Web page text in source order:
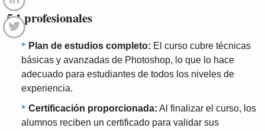
5.1 profesionales
Plan de estudios completo: El curso cubre técnicas
básicas y avanzadas de Photoshop, lo que lo hace
adecuado para estudiantes de todos los niveles de
experiencia.
Certificación proporcionada: Al finalizar el curso, los
alumnos reciben un certificado para validar sus